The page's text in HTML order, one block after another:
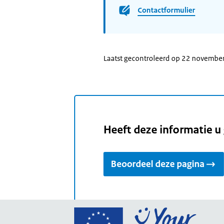
Contactformulier
Laatst gecontroleerd op 22
Heeft deze informatie u
Beoordeel deze pagina
Ga